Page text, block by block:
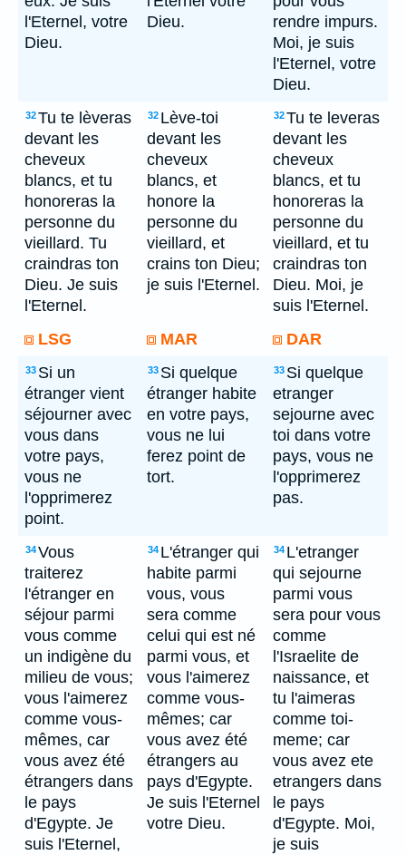
l'Eternel, votre
Dieu.
Dieu.
rendre impurs.
Moi, je suis
l'Eternel, votre
Dieu.
32Tu te lèveras
devant les
cheveux
blancs, et tu
honoreras la
personne du
vieillard. Tu
craindras ton
Dieu. Je suis
l'Eternel.
32 Lève-toi
devant les
cheveux
blancs, et
honore la
personne du
vieillard, et
crains ton Dieu;
je suis l'Eternel.
32Tu te leveras
devant les
cheveux
blancs, et tu
honoreras la
personne du
vieillard, et tu
craindras ton
Dieu. Moi, je
suis l'Eternel.
LSG
MAR DAR
33 Si un
étranger vient
séjourner avec
vous dans
votre pays,
vous ne
l'opprimerez
point.
33 Si quelque
étranger habite
en votre pays,
vous ne lui
ferez point de
tort.
33 Si quelque
etranger
sejourne avec
toi dans votre
pays, vous ne
l'opprimerez
pas.
34Vous
traiterez
l'étranger en
séjour parmi
vous comme
un indigène du
milieu de vous;
vous l'aimerez
comme vous-
mêmes, car
vous avez été
étrangers dans
le pays
d'Egypte. Je
suis l'Eternel,
34 L'étranger qui
habite parmi
vous, vous
sera comme
celui qui est né
parmi vous, et
vous l'aimerez
comme vous-
mêmes; car
vous avez été
étrangers au
pays d'Egypte.
Je suis l'Eternel
votre Dieu.
34 L'etranger
qui sejourne
parmi vous
sera pour vous
comme
l'Israelite de
naissance, et
tu l'aimeras
comme toi-
meme; car
vous avez ete
etrangers dans
le pays
d'Egypte. Moi,
je suis